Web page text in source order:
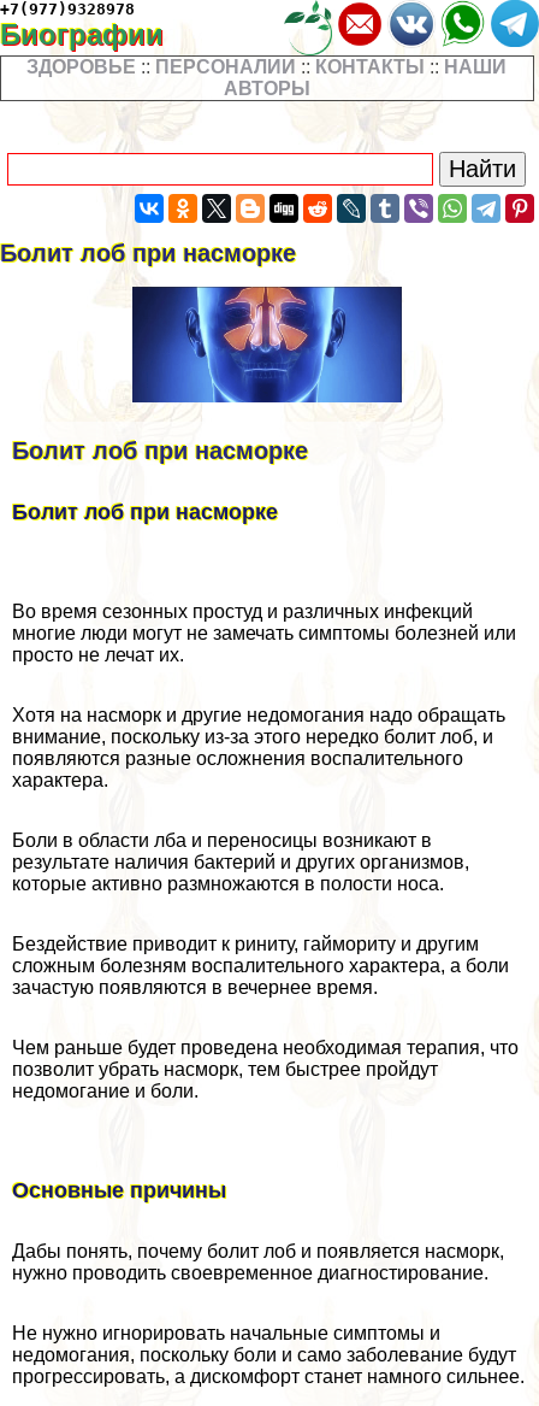
+7(977)9328978
Биографии
ЗДОРОВЬЕ :: ПЕРСОНАЛИИ :: КОНТАКТЫ :: НАШИ
АВТОРЫ
Болит лоб при насморке
Болит лоб при насморке
Болит лоб при насморке
Во время сезонных простуд и различных инфекций
многие люди могут не замечать симптомы болезней или
просто не лечат их.
Хотя на насморк и другие недомогания надо обращать
внимание, поскольку из-за этого нередко болит лоб, и
появляются разные осложнения воспалительного
хаpaктера.
Боли в области лба и переносицы возникают в
результате наличия бактерий и других организмов,
которые активно размножаются в полости носа.
Бездействие приводит к риниту, гаймориту и другим
сложным болезням воспалительного хаpaктера, а боли
зачастую появляются в вечернее время.
Чем раньше будет проведена необходимая терапия, что
позволит убрать насморк, тем быстрее пройдут
недомогание и боли.
Основные причины
Дабы понять, почему болит лоб и появляется насморк,
нужно проводить своевременное диагностирование.
Не нужно игнорировать начальные симптомы и
недомогания, поскольку боли и само заболевание будут
прогрессировать, а дискомфорт станет намного сильнее.